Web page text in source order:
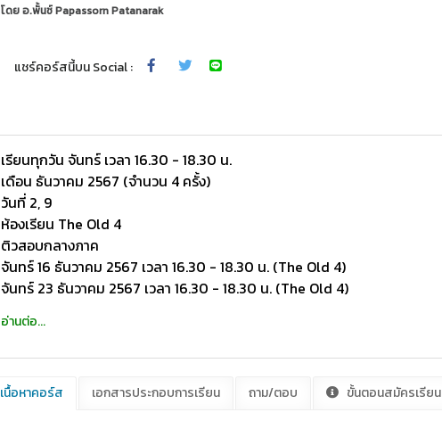
โดยอ.พั้นช์ Papassorn Patanarak
แชร์คอร์สนี้บน Social :
เรียนทุกวัน จันทร์ เวลา 16.30 - 18.30 น.
เดือน ธันวาคม 2567 (จำนวน 4 ครั้ง)
วันที่ 2, 9
ห้องเรียน The Old 4
ติวสอบกลางภาค
จันทร์ 16 ธันวาคม 2567 เวลา 16.30 - 18.30 น. (The Old 4)
จันทร์ 23 ธันวาคม 2567 เวลา 16.30 - 18.30 น. (The Old 4)
อ่านต่อ...
เนื้อหาคอร์ส เอกสารประกอบการเรียน ถาม/ตอบ ขั้นตอนสมัครเรียน